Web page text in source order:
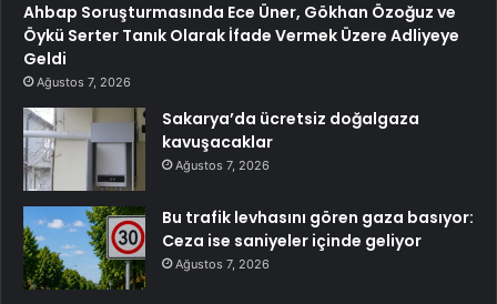
Ahbap Soruşturmasında Ece Üner, Gökhan Özoğuz ve
Öykü Serter Tanık Olarak İfade Vermek Üzere Adliyeye
Geldi
Ağustos 7, 2026
Sakarya’da ücretsiz doğalgaza
kavuşacaklar
Ağustos 7, 2026
Bu trafik levhasını gören gaza basıyor:
Ceza ise saniyeler içinde geliyor
Ağustos 7, 2026